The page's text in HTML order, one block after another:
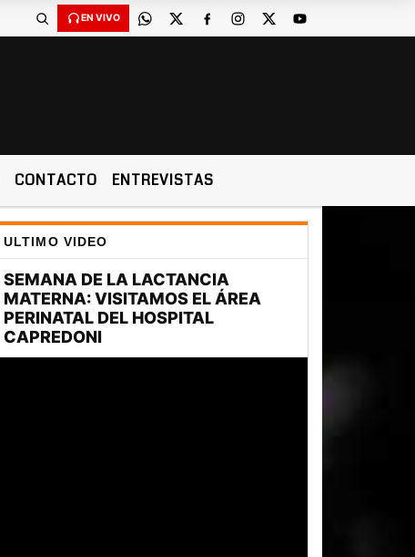
EN VIVO
CONTACTO ENTREVISTAS
ULTIMO VIDEO